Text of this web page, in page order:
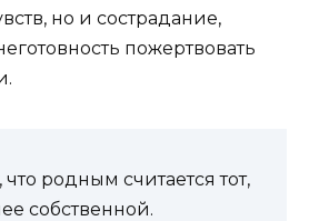
но и сострадание,
пожертвовать
что родным считается тот,
собственной.